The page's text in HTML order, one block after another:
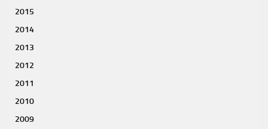
2015
2014
2013
2012
2011
2010
2009